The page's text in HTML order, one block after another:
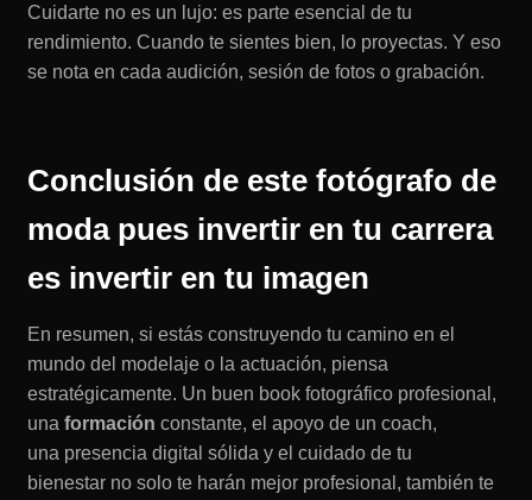
Cuidarte no es un lujo: es parte esencial de tu
rendimiento. Cuando te sientes bien, lo proyectas. Y eso
se nota en cada audición, sesión de fotos o grabación.
Conclusión de este fotógrafo de
moda pues invertir en tu carrera
es invertir en tu imagen
En resumen, si estás construyendo tu camino en el
mundo del modelaje o la actuación, piensa
estratégicamente. Un buen book fotográfico profesional,
una formación constante, el apoyo de un coach,
una presencia digital sólida y el cuidado de tu
bienestar no solo te harán mejor profesional, también te